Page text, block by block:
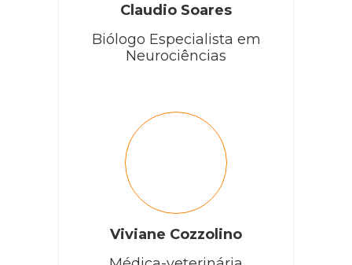
Claudio Soares
Biólogo Especialista em
Neurociências
Viviane Cozzolino